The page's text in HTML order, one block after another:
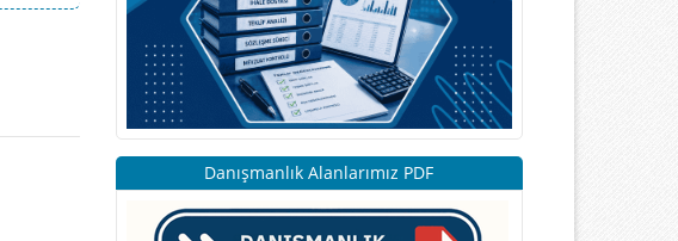
Danışmanlık Alanlarımız PDF